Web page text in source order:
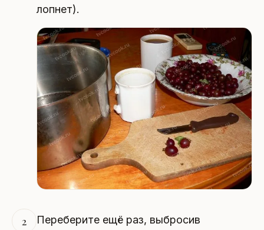
лопнет).
2
Переберите ещё раз, выбросив